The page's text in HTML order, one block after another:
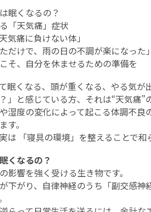
眠くなるの？
「天気痛」症状
気痛に負けない体」
だけで、雨の日の不調が楽になった
そ、自分を休ませるための準備を
眠くなる、頭が重くなる、やる気が
」と感じている方、それは“天気痛”
湿度の変化によって起こる体調不
す。
は 「寝具の環境」を整えることで
くなるの？
影響を強く受ける生き物です。
下がり、自律神経のうち「副交感